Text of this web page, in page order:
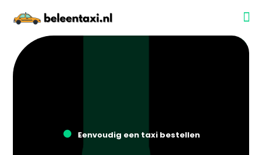
● Eenvoudig een taxi bestellen